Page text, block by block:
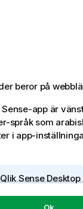
beror på
-app är
språk som
i app-
Qlik Sense Desktop
datorns
i